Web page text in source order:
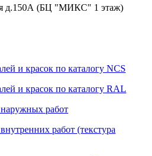
д.150А (БЦ "МИКС" 1 этаж)
и красок по каталогу NCS
и красок по каталогу RAL
работ
работ (текстура